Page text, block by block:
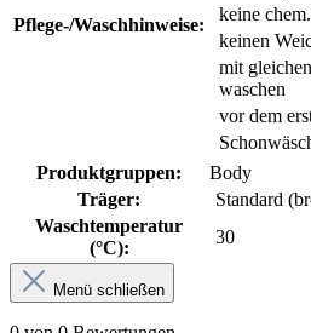
Pflege-/Waschhinweise:
keine
keinen
mit
waschen
vor dem
Produktgruppen:
Body
Träger:
Standard
Waschtemperatur
(°C):
30
Menü schließen